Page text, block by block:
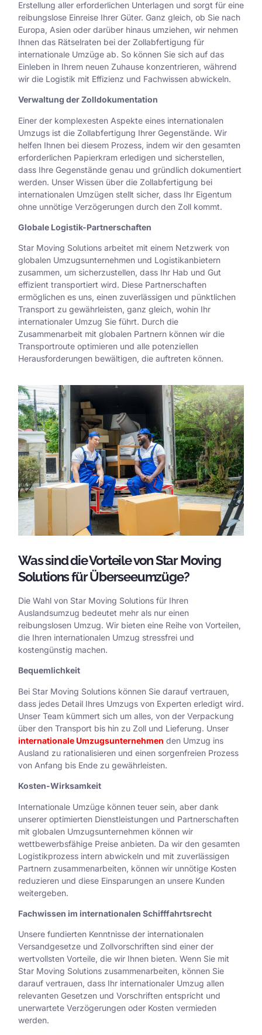
Erstellung aller erforderlichen Unterlagen und sorgt für eine
reibungslose Einreise Ihrer Güter. Ganz gleich, ob Sie nach
Europa, Asien oder darüber hinaus umziehen, wir nehmen
Ihnen das Rätselraten bei der Zollabfertigung für
internationale Umzüge ab. So können Sie sich auf das
Einleben in Ihrem neuen Zuhause konzentrieren, während
wir die Logistik mit Effizienz und Fachwissen abwickeln.
Verwaltung der Zolldokumentation
Einer der komplexesten Aspekte eines internationalen
Umzugs ist die Zollabfertigung Ihrer Gegenstände. Wir
helfen Ihnen bei diesem Prozess, indem wir den gesamten
erforderlichen Papierkram erledigen und sicherstellen,
dass Ihre Gegenstände genau und gründlich dokumentiert
werden. Unser Wissen über die Zollabfertigung bei
internationalen Umzügen stellt sicher, dass Ihr Eigentum
ohne unnötige Verzögerungen durch den Zoll kommt.
Globale Logistik-Partnerschaften
Star Moving Solutions arbeitet mit einem Netzwerk von
globalen Umzugsunternehmen und Logistikanbietern
zusammen, um sicherzustellen, dass Ihr Hab und Gut
effizient transportiert wird. Diese Partnerschaften
ermöglichen es uns, einen zuverlässigen und pünktlichen
Transport zu gewährleisten, ganz gleich, wohin Ihr
internationaler Umzug Sie führt. Durch die
Zusammenarbeit mit globalen Partnern können wir die
Transportroute optimieren und alle potenziellen
Herausforderungen bewältigen, die auftreten können.
Was sind die Vorteile von Star Moving
Solutions für Überseeumzüge?
Die Wahl von Star Moving Solutions für Ihren
Auslandsumzug bedeutet mehr als nur einen
reibungslosen Umzug. Wir bieten eine Reihe von Vorteilen,
die Ihren internationalen Umzug stressfrei und
kostengünstig machen.
Bequemlichkeit
Bei Star Moving Solutions können Sie darauf vertrauen,
dass jedes Detail Ihres Umzugs von Experten erledigt wird.
Unser Team kümmert sich um alles, von der Verpackung
über den Transport bis hin zu Zoll und Lieferung. Unser
internationale Umzugsunternehmen den Umzug ins
Ausland zu rationalisieren und einen sorgenfreien Prozess
von Anfang bis Ende zu gewährleisten.
Kosten-Wirksamkeit
Internationale Umzüge können teuer sein, aber dank
unserer optimierten Dienstleistungen und Partnerschaften
mit globalen Umzugsunternehmen können wir
wettbewerbsfähige Preise anbieten. Da wir den gesamten
Logistikprozess intern abwickeln und mit zuverlässigen
Partnern zusammenarbeiten, können wir unnötige Kosten
reduzieren und diese Einsparungen an unsere Kunden
weitergeben.
Fachwissen im internationalen Schifffahrtsrecht
Unsere fundierten Kenntnisse der internationalen
Versandgesetze und Zollvorschriften sind einer der
wertvollsten Vorteile, die wir Ihnen bieten. Wenn Sie mit
Star Moving Solutions zusammenarbeiten, können Sie
darauf vertrauen, dass Ihr internationaler Umzug allen
relevanten Gesetzen und Vorschriften entspricht und
unerwartete Verzögerungen oder Kosten vermieden
werden.